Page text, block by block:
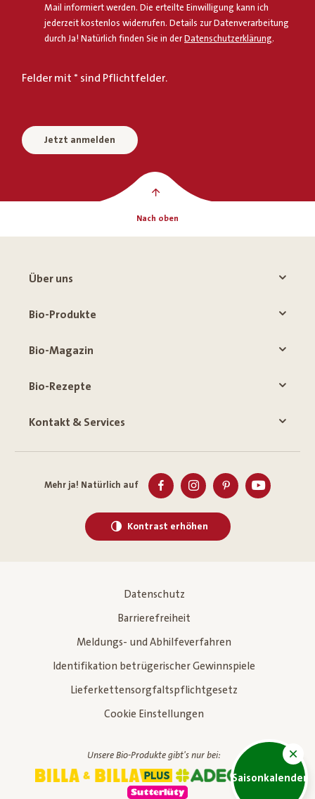
Saisonkalender
Mail informiert werden. Die erteilte Einwilligung kann ich
jederzeit kostenlos widerrufen. Details zur Datenverarbeitung
durch Ja! Natürlich finden Sie in derDatenschutzerklärung.
Felder mit * sind Pflichtfelder.
Jetzt anmelden
Nach oben
Über uns
Bio-Produkte
Bio-Magazin
Bio-Rezepte
Kontakt & Services
Mehr ja! Natürlich auf
Kontrast erhöhen
Datenschutz
Barrierefreiheit
Meldungs- und Abhilfeverfahren
Identifikation betrügerischer Gewinnspiele
Lieferkettensorgfaltspflichtgesetz
Cookie Einstellungen
Unsere Bio-Produkte gibt's nur bei: